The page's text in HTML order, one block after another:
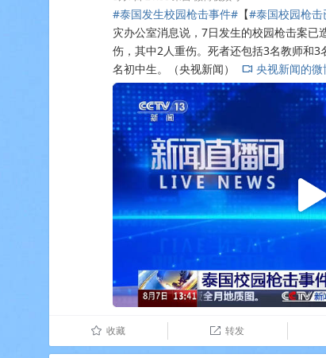
#泰国发生校园枪击事件# 【#泰国校园枪
灾办公室消息说，7日发生的校园枪击案已
伤，其中2人重伤。死者还包括3名教师和
名初中生。（央视新闻）
L 央视新闻的微
û 收藏  转发